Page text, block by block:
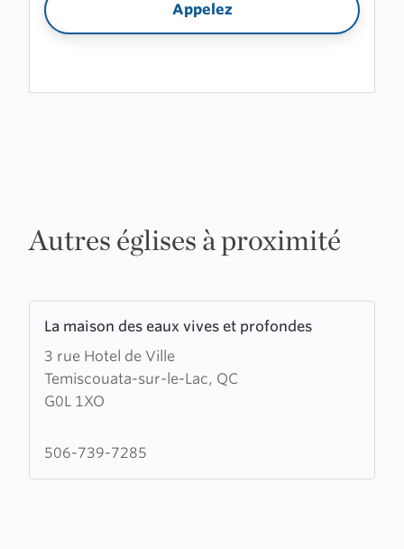
Appelez
Autres églises à proximité
La maison des eaux vives et profondes
3 rue Hotel de Ville
Temiscouata-sur-le-Lac, QC
G0L 1XO
more
about
maison
eaux
506-739-7285